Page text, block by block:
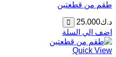
طقم من قطعتين
د.ك25.000
اضف الي السلة
Quick View